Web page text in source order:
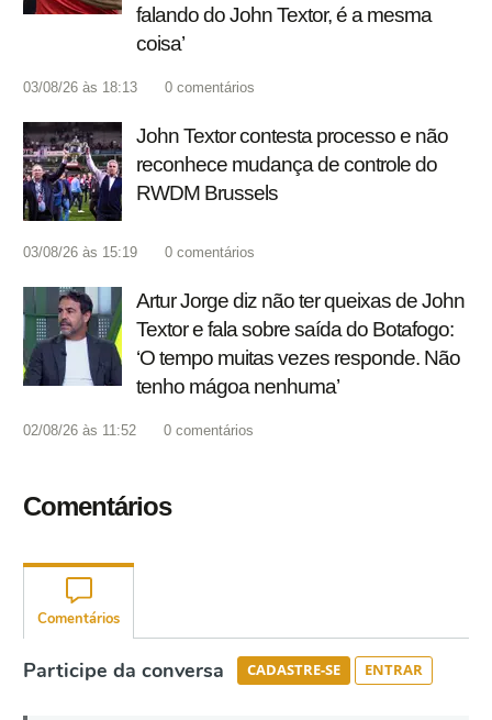
falando do John Textor, é a mesma
coisa’
03/08/26 às 18:13 0 comentários
John Textor contesta processo e não
reconhece mudança de controle do
RWDM Brussels
03/08/26 às 15:19 0 comentários
Artur Jorge diz não ter queixas de John
Textor e fala sobre saída do Botafogo:
‘O tempo muitas vezes responde. Não
tenho mágoa nenhuma’
02/08/26 às 11:52 0 comentários
Comentários